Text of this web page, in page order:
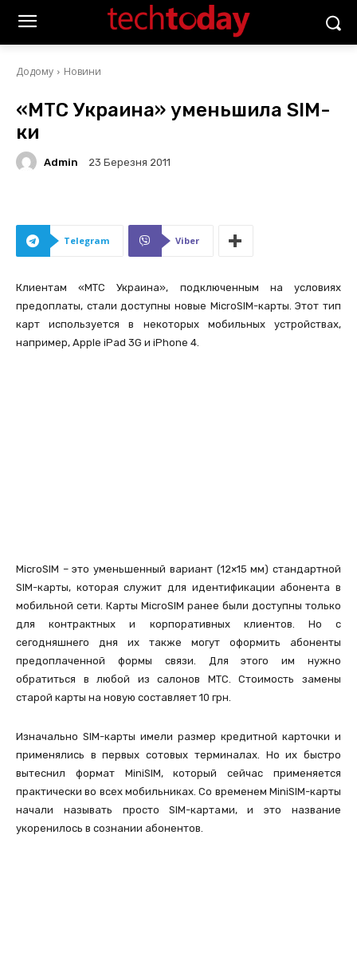
Додому Новини
«МТС Украина» уменьшила SIM-
ки
Admin 23 Березня 2011
Telegram Viber
Клиентам «МТС Украина», подключенным на условиях
предоплаты, стали доступны новые MicroSIM-карты. Этот тип
карт используется в некоторых мобильных устройствах,
например, Apple iPad 3G и iPhone 4.
MicroSIM – это уменьшенный вариант (12×15 мм) стандартной
SIM-карты, которая служит для идентификации абонента в
мобильной сети. Карты MicroSIM ранее были доступны только
для контрактных и корпоративных клиентов. Но с
сегодняшнего дня их также могут оформить абоненты
предоплаченной формы связи. Для этого им нужно
обратиться в любой из салонов МТС. Стоимость замены
старой карты на новую составляет 10 грн.
Изначально SIM-карты имели размер кредитной карточки и
применялись в первых сотовых терминалах. Но их быстро
вытеснил формат MiniSIM, который сейчас применяется
практически во всех мобильниках. Со временем MiniSIM-карты
начали называть просто SIM-картами, и это название
укоренилось в сознании абонентов.